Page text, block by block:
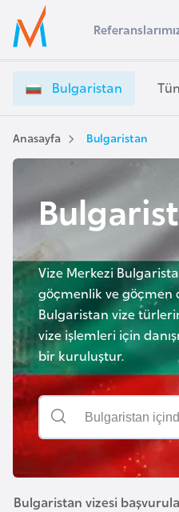
Ülke Seçimi
Başvuru yapmak istediğiniz ülkeyi
Üye
Girişi
u
g
a
i
a
n
i
z
e
İ
ş
l
m
e
i
Bulgaristan
Anasayfa Bulgaristan
Vize Merkezi
göçmenlik ve göçmen
Bulgaristan vize
vize işlemleri için
bir kuruluştur.
Bulgaristan vizesi
s
t
r
a
A
v
s
r
y
a
A
z
e
r
b